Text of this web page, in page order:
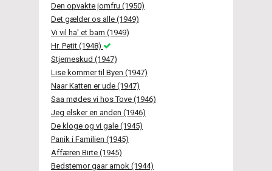
Den opvakte jomfru (1950)
Det gælder os alle (1949)
Vi vil ha' et barn (1949)
Hr. Petit (1948)
Stjerneskud (1947)
Lise kommer til Byen (1947)
Naar Katten er ude (1947)
Saa mødes vi hos Tove (1946)
Jeg elsker en anden (1946)
De kloge og vi gale (1945)
Panik i Familien (1945)
Affæren Birte (1945)
Bedstemor gaar amok (1944)